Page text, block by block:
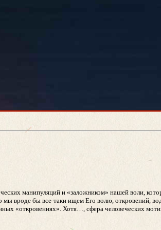
манипуляций и «заложником» нашей воли,
мы вроде бы все-таки ищем Его волю, откровений,
«откровениях». Хотя…, сфера человеческих